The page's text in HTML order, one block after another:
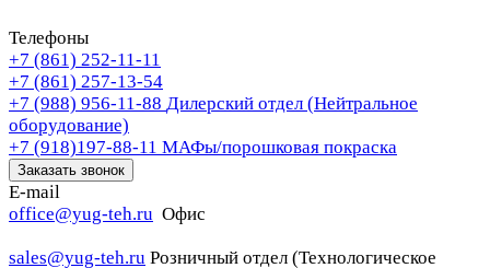
Телефоны
+7 (861) 252-11-11
+7 (861) 257-13-54
+7 (988) 956-11-88 Дилерский отдел (Нейтральное
оборудование)
+7 (918)197-88-11 МАФы/порошковая покраска
Заказать звонок
E-mail
office@yug-teh.ru Офис
sales@yug-teh.ru Розничный отдел (Технологическое